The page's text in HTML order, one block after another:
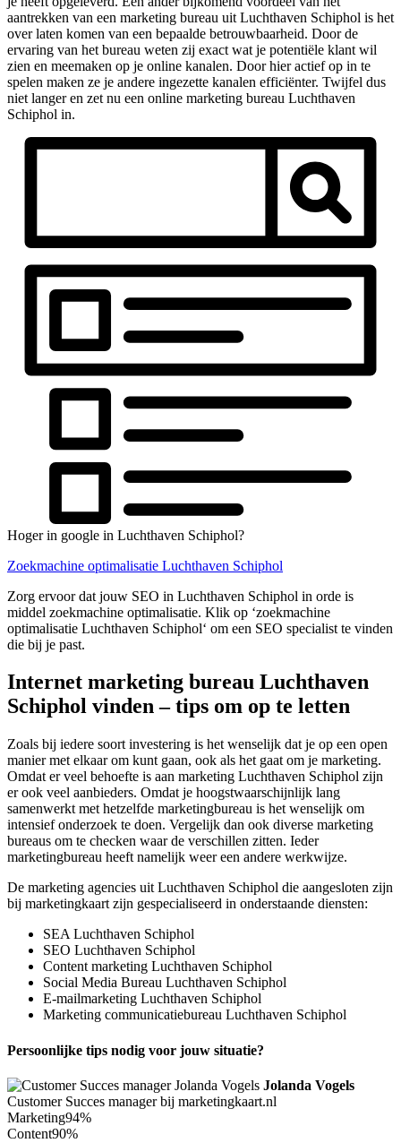
aantrekken van een marketing bureau uit Luchthaven Schiphol is het
over laten komen van een bepaalde betrouwbaarheid. Door de
ervaring van het bureau weten zij exact wat je potentiële klant wil
zien en meemaken op je online kanalen. Door hier actief op in te
spelen maken ze je andere ingezette kanalen efficiënter. Twijfel dus
niet langer en zet nu een online marketing bureau Luchthaven
Schiphol in.
Hoger in google in Luchthaven Schiphol?
Zoekmachine optimalisatie Luchthaven Schiphol
Zorg ervoor dat jouw SEO in Luchthaven Schiphol in orde is
middel zoekmachine optimalisatie. Klik op ‘zoekmachine
optimalisatie Luchthaven Schiphol‘ om een SEO specialist te vinden
die bij je past.
Internet marketing bureau Luchthaven
Schiphol vinden – tips om op te letten
Zoals bij iedere soort investering is het wenselijk dat je op een open
manier met elkaar om kunt gaan, ook als het gaat om je marketing.
Omdat er veel behoefte is aan marketing Luchthaven Schiphol zijn
er ook veel aanbieders. Omdat je hoogstwaarschijnlijk lang
samenwerkt met hetzelfde marketingbureau is het wenselijk om
intensief onderzoek te doen. Vergelijk dan ook diverse marketing
bureaus om te checken waar de verschillen zitten. Ieder
marketingbureau heeft namelijk weer een andere werkwijze.
De marketing agencies uit Luchthaven Schiphol die aangesloten zijn
bij marketingkaart zijn gespecialiseerd in onderstaande diensten:
SEA Luchthaven Schiphol
SEO Luchthaven Schiphol
Content marketing Luchthaven Schiphol
Social Media Bureau Luchthaven Schiphol
E-mailmarketing Luchthaven Schiphol
Marketing communicatiebureau Luchthaven Schiphol
Persoonlijke tips nodig voor jouw situatie?
Jolanda Vogels
Customer Succes manager bij marketingkaart.nl
Marketing94%
Content90%